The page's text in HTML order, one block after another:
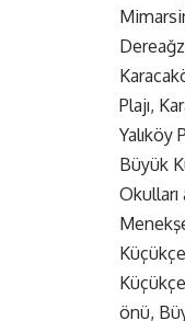
Plajı,
Yalıköy
Büyük
Okulları
önü,